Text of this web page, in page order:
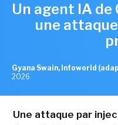
Un agent IA
une
Gyana Swain, Infoworld
2026
Une attaque par